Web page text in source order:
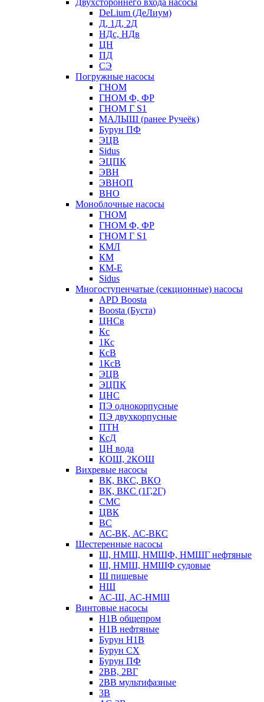
Двухстороннего входа насосы
DeLium (ДеЛиум)
Д, 1Д, 2Д
НДс, НДв
ЦН
ПД
СЭ
Погружные насосы
ГНОМ
ГНОМ Ф, ФР
ГНОМ Г S1
МАЛЫШ (ранее Ручеёк)
Бурун ПФ
ЭЦВ
Sidus
ЭЦПК
ЭВН
ЭВНОП
ВНО
Моноблочные насосы
ГНОМ
ГНОМ Ф, ФР
ГНОМ Г S1
КМЛ
КМ
КМ-Е
Sidus
Многоступенчатые (секционные) насосы
APD Boosta
Boosta (Буста)
ЦНСв
Кс
1Кс
КсВ
1КсВ
ЭЦВ
ЭЦПК
ЦНС
ПЭ однокорпусные
ПЭ двухкорпусные
ПТН
КсД
ЦН вода
КОШ, 2КОШ
Вихревые насосы
ВК, ВКС, ВКО
ВК, ВКС (1Г,2Г)
СМС
ЦВК
ВС
АС-ВК, АС-ВКС
Шестеренные насосы
Ш, НМШ, НМШФ, НМШГ нефтяные
Ш, НМШ, НМШФ судовые
Ш пищевые
НШ
АС-Ш, АС-НМШ
Винтовые насосы
Н1В общепром
Н1В нефтяные
Бурун Н1В
Бурун СХ
Бурун ПФ
2ВВ, 2ВГ
2ВВ мультифазные
3В